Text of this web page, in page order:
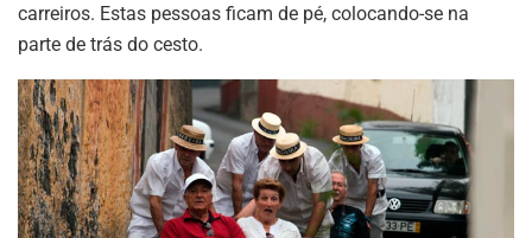
carreiros. Estas pessoas ficam de pé, colocando-se na
parte de trás do cesto.